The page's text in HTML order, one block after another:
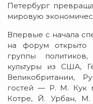
Петербург
мировую
Впервые с начала
на форум открыто
группы
культуры из США,
Великобритании,
гостей — Р. М. Кук
Котре, Й. Урбан,